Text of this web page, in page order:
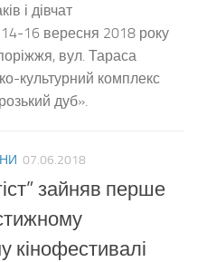
і дівчат
16 вересня 2018 року
вул. Тараса
культурний комплекс
дуб».
07.06.2018
зайняв перше
кінофестивалі